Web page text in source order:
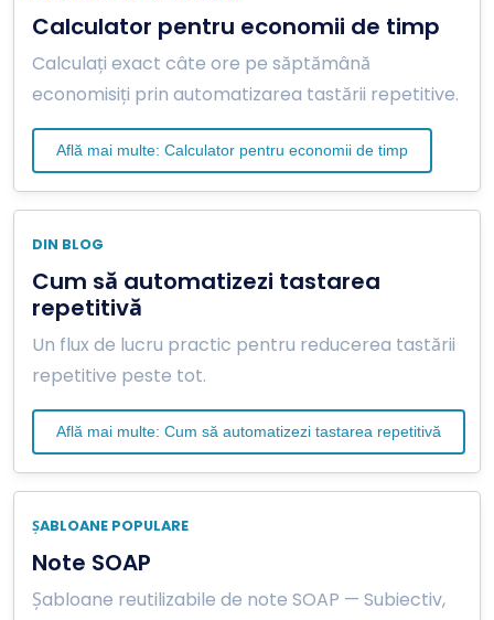
Calculator pentru economii de timp
Calculați exact câte ore pe săptămână
economisiți prin automatizarea tastării repetitive.
Află mai multe: Calculator pentru economii de timp
DIN BLOG
Cum să automatizezi tastarea
repetitivă
Un flux de lucru practic pentru reducerea tastării
repetitive peste tot.
Află mai multe: Cum să automatizezi tastarea repetitivă
ȘABLOANE POPULARE
Note SOAP
Șabloane reutilizabile de note SOAP — Subiectiv,